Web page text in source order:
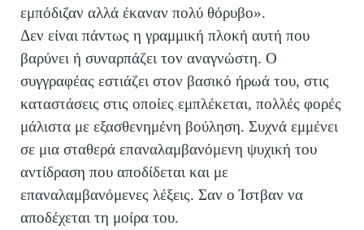
εμπόδιζαν αλλά έκαναν πολύ θόρυβο».
Δεν είναι πάντως η γραμμική πλοκή αυτή που
βαρύνει ή συναρπάζει τον αναγνώστη. Ο
συγγραφέας εστιάζει στον βασικό ήρωά του, στις
καταστάσεις στις οποίες εμπλέκεται, πολλές φορές
μάλιστα με εξασθενημένη βούληση. Συχνά εμμένει
σε μια σταθερά επαναλαμβανόμενη ψυχική του
αντίδραση που αποδίδεται και με
επαναλαμβανόμενες λέξεις. Σαν ο Ίστβαν να
αποδέχεται τη μοίρα του.